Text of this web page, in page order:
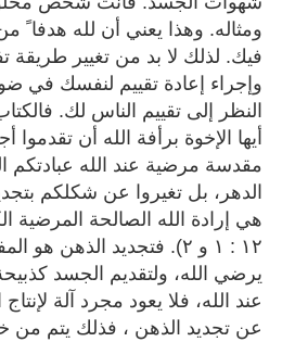
ومثاله. وهذا يعني أن لله هدفا
فيك. لذلك لا بد من تغيير طريقة
وإجراء إعادة تقييم لنفسك في
النظر إلى تقييم الناس لك.
أيها الإخوة برأفة الله أن
مقدسة مرضية عند الله عبادتكم
الدهر، بل تغيروا عن شكلكم
هي إرادة الله الصالحة المرضية
١٢ : ١ و ٢). فتجديد الذهن هو
يرضي الله، ولتقديم الجسد
عند الله، فلا يعود مجرد آلة
عن تجديد الذهن ، فذلك يتم من